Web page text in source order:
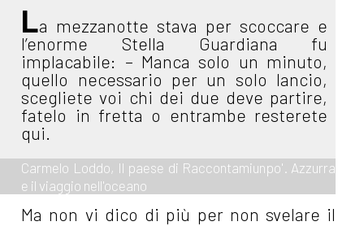
La mezzanotte stava per scoccare e
l’enorme Stella Guardiana fu
implacabile: – Manca solo un minuto,
quello necessario per un solo lancio,
scegliete voi chi dei due deve partire,
fatelo in fretta o entrambe resterete
qui.
Carmelo Loddo, Il paese di Raccontamiunpo'. Azzurra
e il viaggio nell'oceano
Ma non vi dico di più per non svelare il